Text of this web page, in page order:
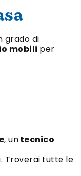
grado di
mobili per
, un tecnico
Troverai tutte le